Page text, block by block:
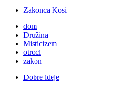
Zakonca Kosi
dom
Družina
Misticizem
otroci
zakon
Dobre ideje